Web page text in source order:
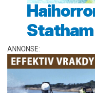
Statham
ANNONSE: